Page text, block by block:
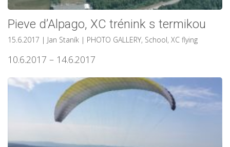
Pieve d’Alpago, XC trénink s termikou
15.6.2017 | Jan Staník | PHOTO GALLERY, School, XC flying
10.6.2017 – 14.6.2017